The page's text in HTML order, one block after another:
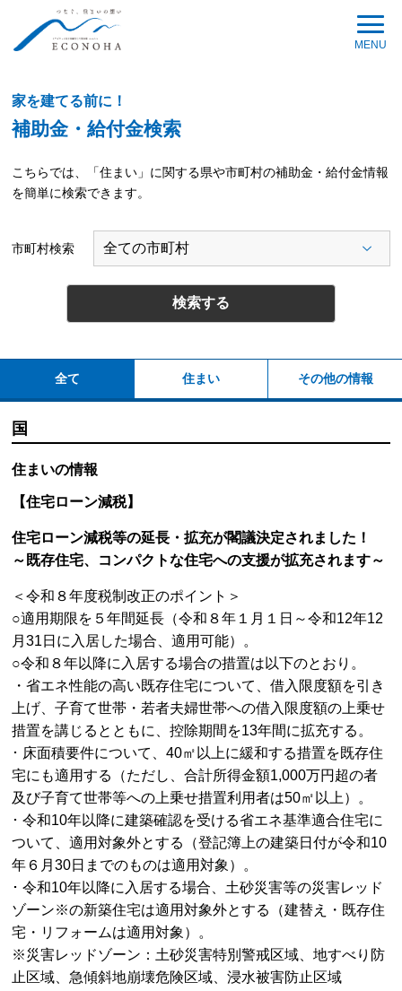
MENU
家を建てる前に！
補助金・給付金検索
こちらでは、「住まい」に関する県や市町村の補助金・給付金情報
を簡単に検索できます。
市町村検索
検索する
全て 住まい その他の情報
国
住まいの情報
【住宅ローン減税】
住宅ローン減税等の延長・拡充が閣議決定されました！
～既存住宅、コンパクトな住宅への支援が拡充されます～
＜令和８年度税制改正のポイント＞
○適用期限を５年間延長（令和８年１月１日～令和12年12
月31日に入居した場合、適用可能）。
○令和８年以降に入居する場合の措置は以下のとおり。
・省エネ性能の高い既存住宅について、借入限度額を引き
上げ、子育て世帯・若者夫婦世帯への借入限度額の上乗せ
措置を講じるとともに、控除期間を13年間に拡充する。
･ 床面積要件について、40㎡以上に緩和する措置を既存住
宅にも適用する（ただし、合計所得金額1,000万円超の者
及び子育て世帯等への上乗せ措置利用者は50㎡以上）。
･ 令和10年以降に建築確認を受ける省エネ基準適合住宅に
ついて、適用対象外とする（登記簿上の建築日付が令和10
年６月30日までのものは適用対象）。
･ 令和10年以降に入居する場合、土砂災害等の災害レッド
ゾーン※の新築住宅は適用対象外とする（建替え・既存住
宅・リフォームは適用対象）。
※災害レッドゾーン：土砂災害特別警戒区域、地すべり防
止区域、急傾斜地崩壊危険区域、浸水被害防止区域